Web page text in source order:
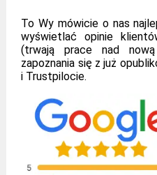
To Wy mówicie o nas
wyświetlać opinie
(trwają prace nad
zapoznania się z już
i Trustpilocie.